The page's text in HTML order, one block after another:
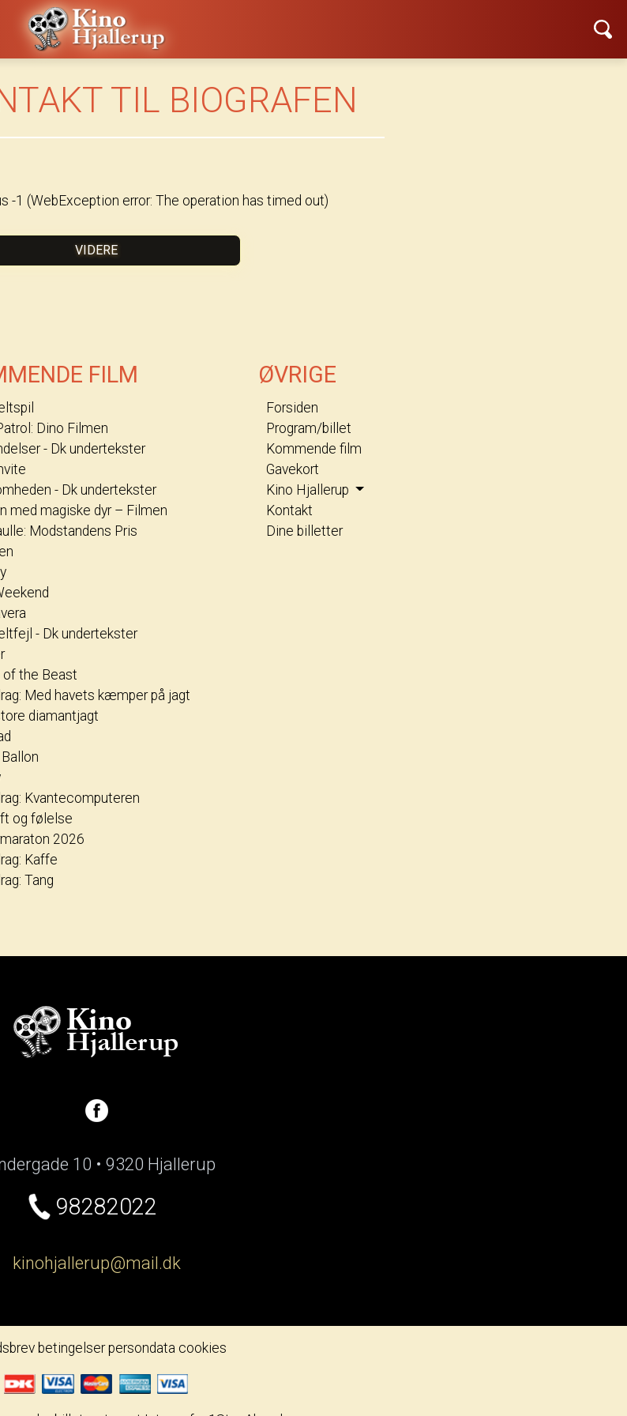
TIL BIOGRAFEN
-1 (WebException error: The operation has timed out)
VIDERE
FILM
Dino Filmen
- Dk undertekster
- Dk undertekster
med magiske dyr – Filmen
Modstandens Pris
- Dk undertekster
of the Beast
Med havets kæmper på jagt
diamantjagt
Kvantecomputeren
og følelse
2026
Kaffe
Tang
ØVRIGE
Forsiden
Program/billet
Kommende film
Gavekort
Kino Hjallerup
Kontakt
Dine billetter
10 • 9320 Hjallerup
98282022
kinohjallerup@mail.dk
betingelser persondata cookies